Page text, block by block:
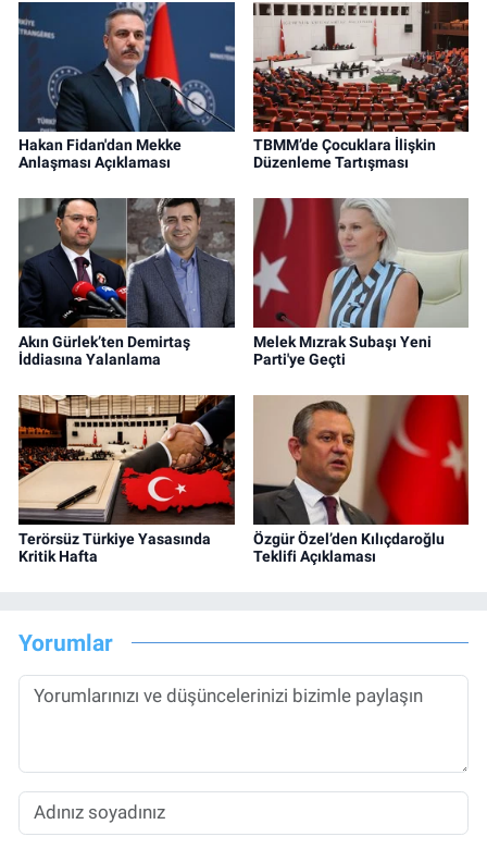
Hakan Fidan'dan Mekke
Anlaşması Açıklaması
TBMM’de Çocuklara İlişkin
Düzenleme Tartışması
Akın Gürlek’ten Demirtaş
İddiasına Yalanlama
Melek Mızrak Subaşı Yeni
Parti'ye Geçti
Terörsüz Türkiye Yasasında
Kritik Hafta
Özgür Özel’den Kılıçdaroğlu
Teklifi Açıklaması
Yorumlar